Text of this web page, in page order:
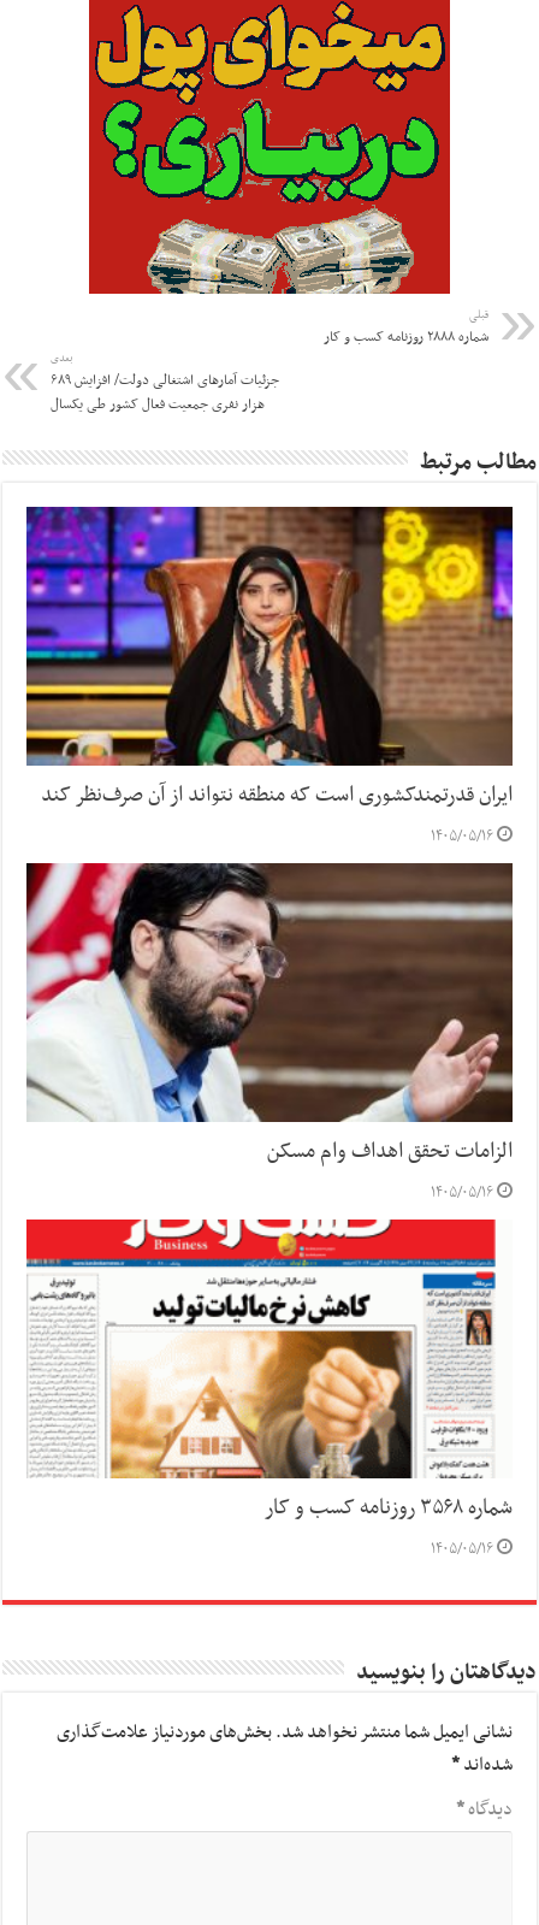
قبلی
شماره ۲۸۸۸ روزنامه کسب و کار
بعدی
جزئیات آمارهای اشتغالی دولت/ افزایش ۶۸۹
هزار نفری جمعیت فعال کشور طی یکسال
مطالب مرتبط
ایران قدرتمندکشوری است که منطقه نتواند از آن صرف‌نظر کند
۱۴۰۵/۰۵/۱۶
الزامات تحقق اهداف وام مسکن
۱۴۰۵/۰۵/۱۶
شماره ۳۵۶۸ روزنامه کسب و کار
۱۴۰۵/۰۵/۱۶
دیدگاهتان را بنویسید
نشانی ایمیل شما منتشر نخواهد شد.بخش‌های موردنیاز علامت‌گذاری
شده‌اند*
دیدگاه*